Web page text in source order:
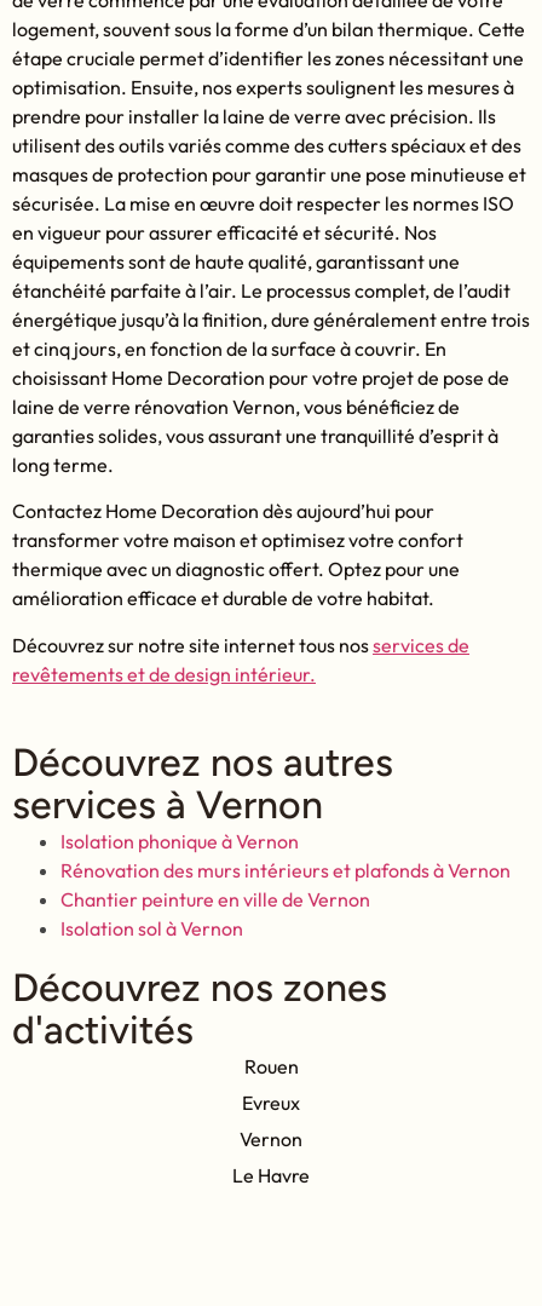
logement, souvent sous la forme d’un bilan thermique. Cette
étape cruciale permet d’identifier les zones nécessitant une
optimisation. Ensuite, nos experts soulignent les mesures à
prendre pour installer la laine de verre avec précision. Ils
utilisent des outils variés comme des cutters spéciaux et des
masques de protection pour garantir une pose minutieuse et
sécurisée. La mise en œuvre doit respecter les normes ISO
en vigueur pour assurer efficacité et sécurité. Nos
équipements sont de haute qualité, garantissant une
étanchéité parfaite à l’air. Le processus complet, de l’audit
énergétique jusqu’à la finition, dure généralement entre trois
et cinq jours, en fonction de la surface à couvrir. En
choisissant Home Decoration pour votre projet de pose de
laine de verre rénovation Vernon, vous bénéficiez de
garanties solides, vous assurant une tranquillité d’esprit à
long terme.
Contactez Home Decoration dès aujourd’hui pour
transformer votre maison et optimisez votre confort
thermique avec un diagnostic offert. Optez pour une
amélioration efficace et durable de votre habitat.
Découvrez sur notre site internet tous nosservices de
revêtements et de design intérieur.
Découvrez nos autres
services à Vernon
Isolation phonique à Vernon
Rénovation des murs intérieurs et plafonds à Vernon
Chantier peinture en ville de Vernon
Isolation sol à Vernon
Découvrez nos zones
d'activités
Rouen
Evreux
Vernon
Le Havre